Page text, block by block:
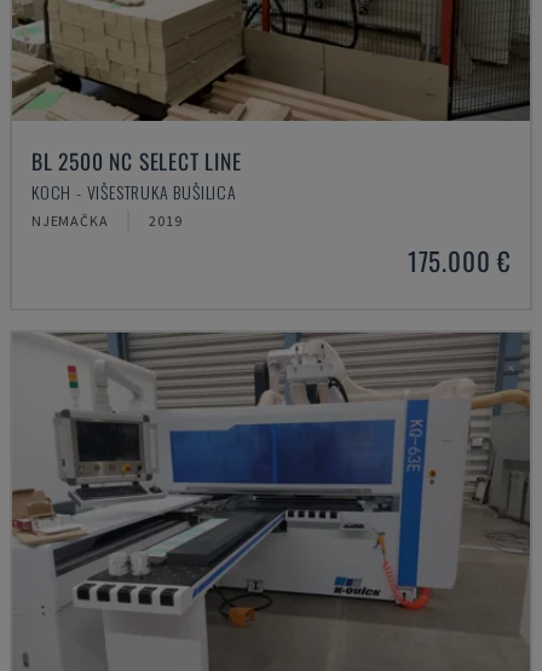
BL 2500 NC SELECT LINE
KOCH - VIŠESTRUKA BUŠILICA
NJEMAČKA 2019
175.000 €